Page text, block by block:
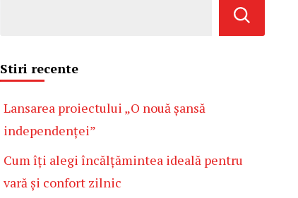
Stiri recente
Lansarea proiectului „O nouă șansă
independenței”
Cum îți alegi încălțămintea ideală pentru
vară și confort zilnic